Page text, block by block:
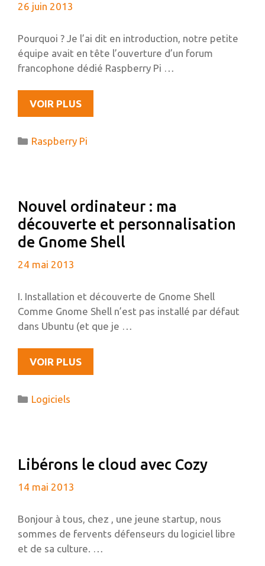
26 juin 2013
Pourquoi ? Je l’ai dit en introduction, notre petite
équipe avait en tête l’ouverture d’un forum
francophone dédié Raspberry Pi …
VOIR PLUSOUVERTURE
D’UN
RASPBERRY
Catégories
Raspberry Pi
Nouvel ordinateur : ma
découverte et personnalisation
de Gnome Shell
24 mai 2013
I. Installation et découverte de Gnome Shell
Comme Gnome Shell n’est pas installé par défaut
dans Ubuntu (et que je …
VOIR PLUSNOUVEL
ORDINATEUR
DE
Catégories
Logiciels
Libérons le cloud avec Cozy
14 mai 2013
Bonjour à tous, chez , une jeune startup, nous
sommes de fervents défenseurs du logiciel libre
et de sa culture. …